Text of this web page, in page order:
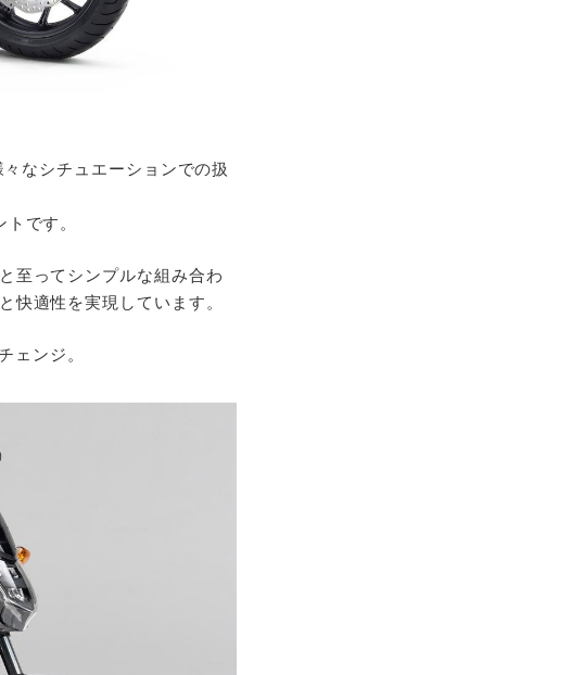
なシチュエーションでの扱
です。
至ってシンプルな組み合わ
快適性を実現しています。
ェンジ。